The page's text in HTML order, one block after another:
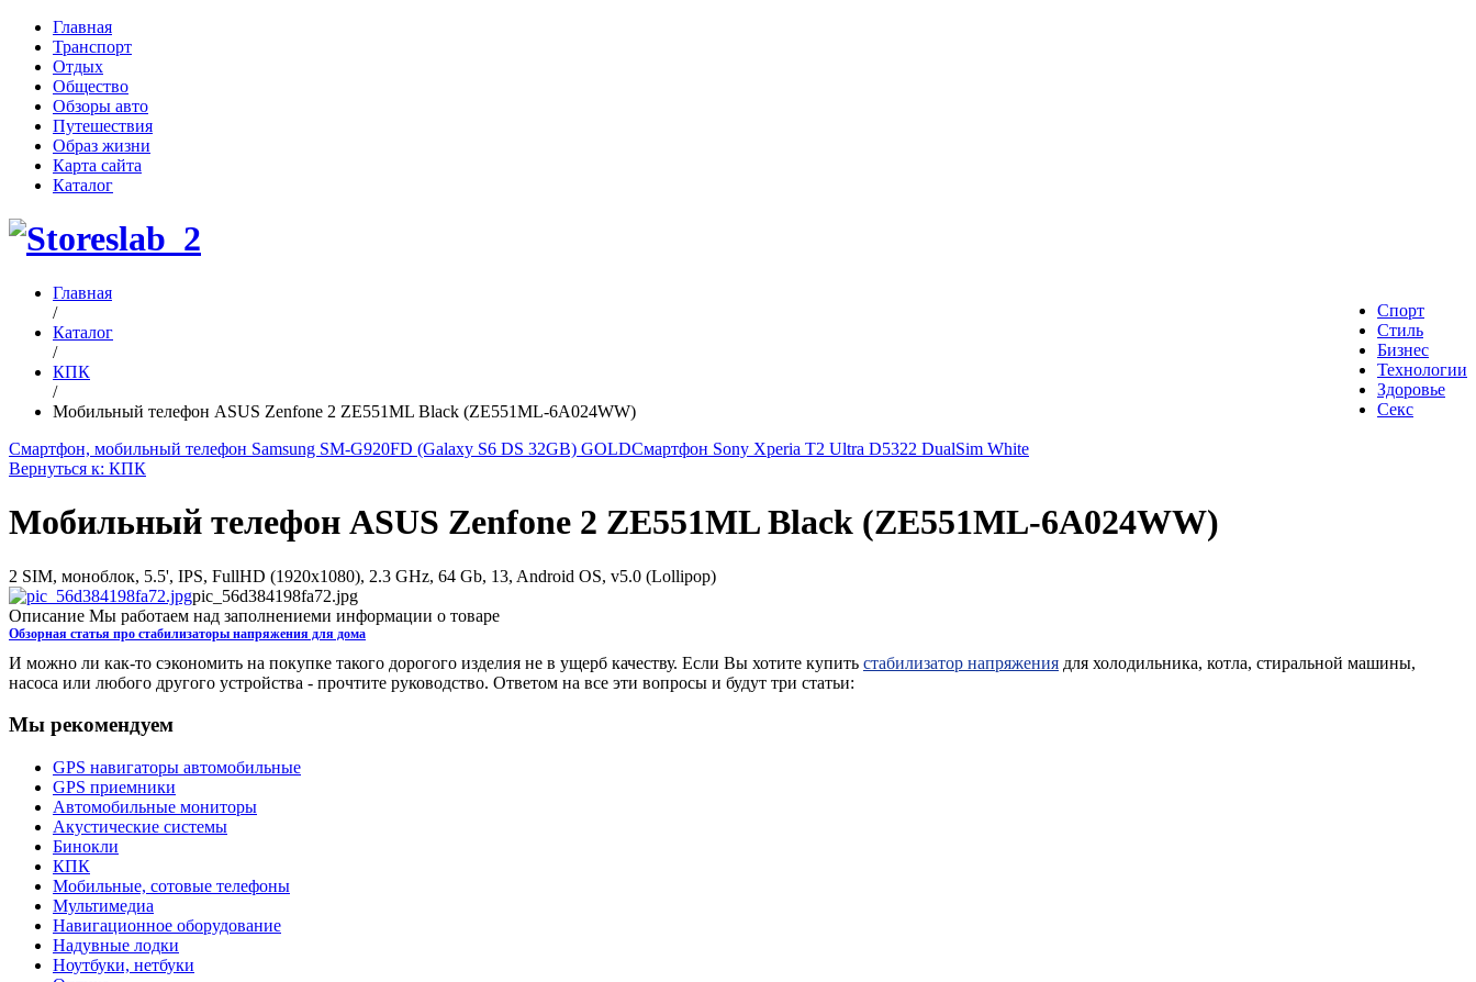
Главная
Транспорт
Отдых
Общество
Обзоры авто
Путешествия
Образ жизни
Карта сайта
Каталог
Спорт
Стиль
Бизнес
Технологии
Здоровье
Секс
Главная
/
Каталог
/
КПК
/
Мобильный телефон ASUS Zenfone 2 ZE551ML Black (ZE551ML-6A024WW)
Смартфон, мобильный телефон Samsung SM-G920FD (Galaxy S6 DS 32GB) GOLDСмартфон Sony Xperia T2 Ultra D5322 DualSim White
Вернуться к: КПК
Мобильный телефон ASUS Zenfone 2 ZE551ML Black (ZE551ML-6A024WW)
2 SIM, моноблок, 5.5', IPS, FullHD (1920х1080), 2.3 GHz, 64 Gb, 13, Android OS, v5.0 (Lollipop)
pic_56d384198fa72.jpg
Описание Мы работаем над заполнениеми информации о товаре
Обзорная статья про стабилизаторы напряжения для дома
И можно ли как-то сэкономить на покупке такого дорогого изделия не в ущерб качеству. Если Вы хотите купить стабилизатор напряжения для холодильника, котла, стиральной машины,
насоса или любого другого устройства - прочтите руководство. Ответом на все эти вопросы и будут три статьи:
Мы рекомендуем
GPS навигаторы автомобильные
GPS приемники
Автомобильные мониторы
Акустические системы
Бинокли
КПК
Мобильные, сотовые телефоны
Мультимедиа
Навигационное оборудование
Надувные лодки
Ноутбуки, нетбуки